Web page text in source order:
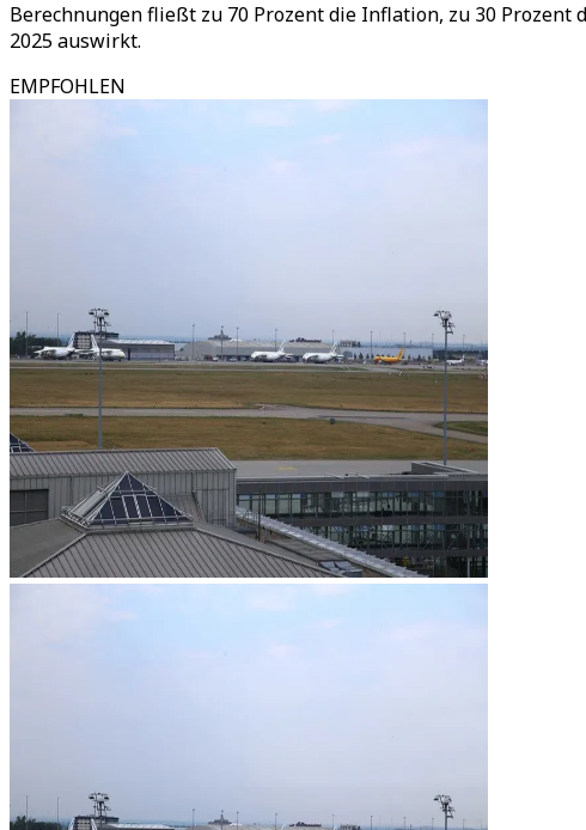
Berechnungen fließt zu 70 Prozent die Inflation, zu 30
2025 auswirkt.
EMPFOHLEN